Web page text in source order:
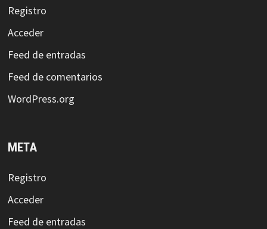
Registro
Acceder
Feed de entradas
Feed de comentarios
WordPress.org
META
Registro
Acceder
Feed de entradas